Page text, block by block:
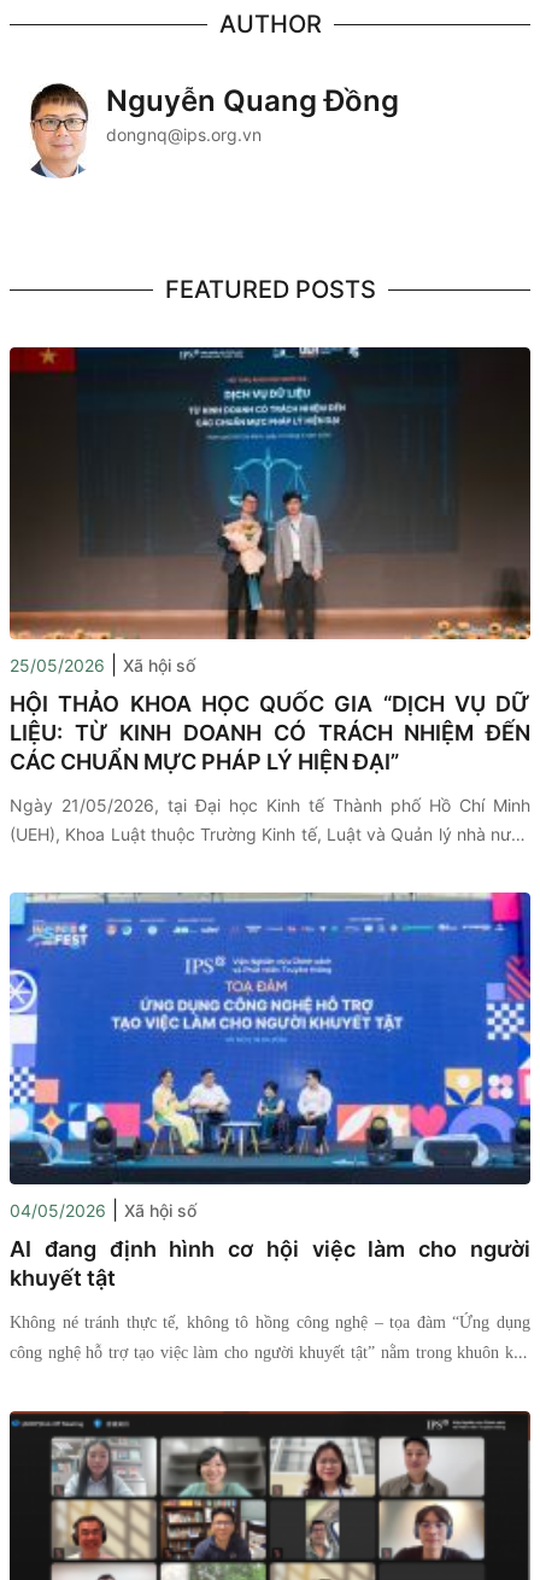
AUTHOR
Nguyễn Quang Đồng
dongnq@ips.org.vn
FEATURED POSTS
25/05/2026 Xã hội số
HỘI THẢO KHOA HỌC QUỐC GIA “DỊCH VỤ DỮ
LIỆU: TỪ KINH DOANH CÓ TRÁCH NHIỆM ĐẾN
CÁC CHUẨN MỰC PHÁP LÝ HIỆN ĐẠI”
Ngày 21/05/2026, tại Đại học Kinh tế Thành phố Hồ Chí Minh
(UEH), Khoa Luật thuộc Trường Kinh tế, Luật và Quản lý nhà nước
Truyền thông (IPS) tổ chức thành công Hội thảo khoa học quốc
gia với chủ đề “Dịch vụ dữ liệu: từ kinh doanh có trách nhiệm đến
các chuẩn mực pháp lý hiện đại”. Hội thảo có sự tham gia của các
chuyên gia, nhà nghiên cứu, đại diện cơ quan quản lý nhà nước,
doanh nghiệp và các nhà hoạch định chính sách nhằm trao đổi về
các vấn đề pháp lý, kinh tế và quản trị dữ liệu trong bối cảnh
chuyển đổi số đang diễn ra mạnh mẽ.
04/05/2026 Xã hội số
AI đang định hình cơ hội việc làm cho người
khuyết tật
Không né tránh thực tế, không tô hồng công nghệ – tọa đàm “Ứng dụng
công nghệ hỗ trợ tạo việc làm cho người khuyết tật” nằm trong khuôn khổ
thẳng thắn: khi AI đang thay đổi cuộc chơi, người khuyết tật sẽ đứng ở đâu
trong thị trường lao động?